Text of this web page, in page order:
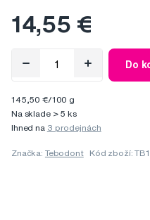
14,55 €
Do
145,50 €/100 g
Na sklade > 5 ks
Ihned na 3 prodejnách
Značka: Tebodont Kód zboží: